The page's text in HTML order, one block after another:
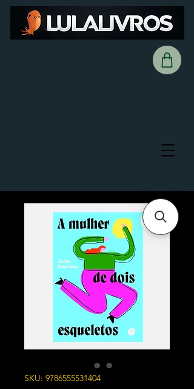
SKU: 9786555531404